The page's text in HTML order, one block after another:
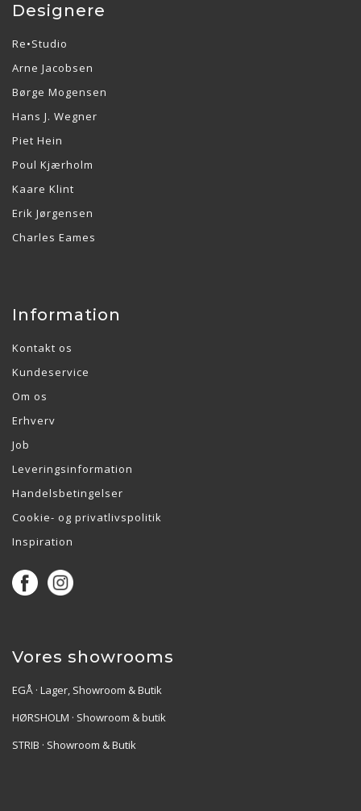
Designere
Re•Studio
Arne Jacobsen
Børge Mogensen
Hans J. Wegner
Piet Hein
Poul Kjærholm
Kaare Klint
Erik Jørgensen
Charles Eames
Information
Kontakt os
Kundeservice
Om os
Erhverv
Job
Leveringsinformation
Handelsbetingelser
Cookie- og privatlivspolitik
Inspiration
Vores showrooms
EGÅ · Lager, Showroom & Butik
HØRSHOLM · Showroom & butik
STRIB · Showroom & Butik